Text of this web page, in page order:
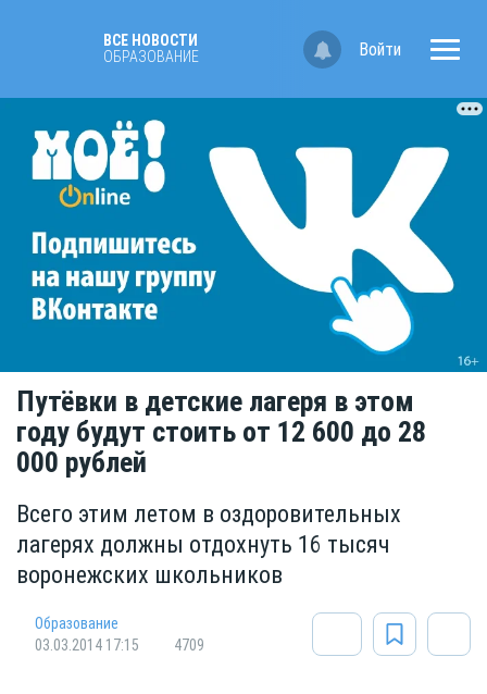
ВСЕ НОВОСТИ
OБРАЗОВАНИЕ
Войти
Путёвки в детские лагеря в этом
году будут стоить от 12 600 до 28
000 рублей
Всего этим летом в оздоровительных
лагерях должны отдохнуть 16 тысяч
воронежских школьников
Oбразование
03.03.2014 17:15
4709